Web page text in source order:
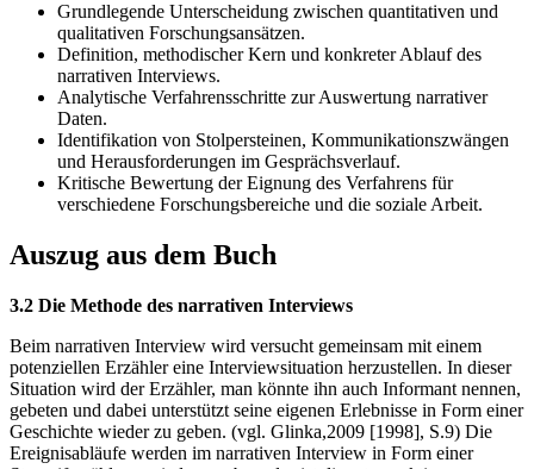
Grundlegende Unterscheidung zwischen quantitativen und
qualitativen Forschungsansätzen.
Definition, methodischer Kern und konkreter Ablauf des
narrativen Interviews.
Analytische Verfahrensschritte zur Auswertung narrativer
Daten.
Identifikation von Stolpersteinen, Kommunikationszwängen
und Herausforderungen im Gesprächsverlauf.
Kritische Bewertung der Eignung des Verfahrens für
verschiedene Forschungsbereiche und die soziale Arbeit.
Auszug aus dem Buch
3.2 Die Methode des narrativen Interviews
Beim narrativen Interview wird versucht gemeinsam mit einem
potenziellen Erzähler eine Interviewsituation herzustellen. In dieser
Situation wird der Erzähler, man könnte ihn auch Informant nennen,
gebeten und dabei unterstützt seine eigenen Erlebnisse in Form einer
Geschichte wieder zu geben. (vgl. Glinka,2009 [1998], S.9) Die
Ereignisabläufe werden im narrativen Interview in Form einer